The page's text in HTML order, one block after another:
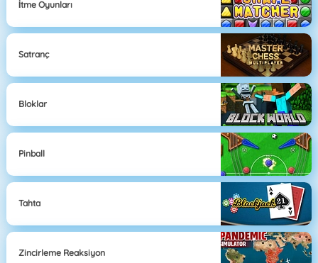
İtme Oyunları
Satranç
Bloklar
Pinball
Tahta
Zincirleme Reaksiyon